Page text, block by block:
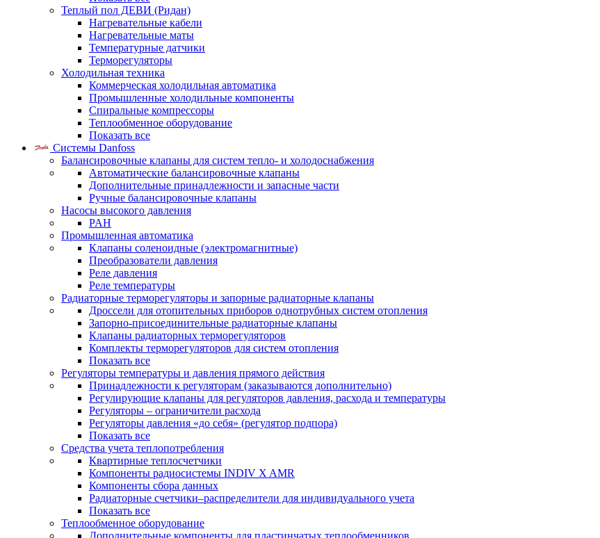
Теплый пол ДЕВИ (Ридан)
Нагревательные кабели
Нагревательные маты
Температурные датчики
Терморегуляторы
Холодильная техника
Коммерческая холодильная автоматика
Промышленные холодильные компоненты
Спиральные компрессоры
Теплообменное оборудование
Показать все
Системы Danfoss
Балансировочные клапаны для систем тепло- и холодоснабжения
Автоматические балансировочные клапаны
Дополнительные принадлежности и запасные части
Ручные балансировочные клапаны
Насосы высокого давления
PAH
Промышленная автоматика
Клапаны соленоидные (электромагнитные)
Преобразователи давления
Реле давления
Реле температуры
Радиаторные терморегуляторы и запорные радиаторные клапаны
Дроссели для отопительных приборов однотрубных систем отопления
Запорно-присоединительные радиаторные клапаны
Клапаны радиаторных терморегуляторов
Комплекты терморегуляторов для систем отопления
Показать все
Регуляторы температуры и давления прямого действия
Принадлежности к регуляторам (заказываются дополнительно)
Регулирующие клапаны для регуляторов давления, расхода и температуры
Регуляторы – ограничители расхода
Регуляторы давления «до себя» (регулятор подпора)
Показать все
Средства учета теплопотребления
Квартирные теплосчетчики
Компоненты радиосистемы INDIV X AMR
Компоненты сбора данных
Радиаторные счетчики–распределители для индивидуального учета
Показать все
Теплообменное оборудование
Дополнительные компоненты для пластинчатых теплообменников